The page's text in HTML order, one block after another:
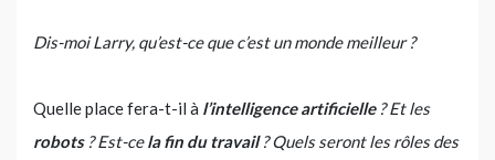
Dis-moi Larry, qu’est-ce que c’est un monde meilleur ?
Quelle place fera-t-il à l’intelligence artificielle? Et les
robots? Est-cela fin du travail? Quels seront les rôles des